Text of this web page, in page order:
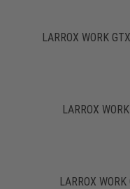
LARROX WORK
LARROX
LARROX